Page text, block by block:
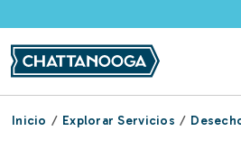
Inicio Explorar Servicios